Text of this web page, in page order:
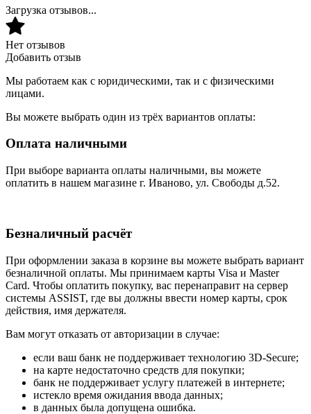
Загрузка отзывов...
Нет отзывов
Добавить отзыв
Мы работаем как с юридическими, так и с физическими
лицами.
Вы можете выбрать один из трёх вариантов оплаты:
Оплата наличными
При выборе варианта оплаты наличными, вы можете
оплатить в нашем магазине г. Иваново, ул. Свободы д.52.
Безналичный расчёт
При оформлении заказа в корзине вы можете выбрать вариант
безналичной оплаты. Мы принимаем карты Visa и Master
Card. Чтобы оплатить покупку, вас перенаправит на сервер
системы ASSIST, где вы должны ввести номер карты, срок
действия, имя держателя.
Вам могут отказать от авторизации в случае:
если ваш банк не поддерживает технологию 3D-Secure;
на карте недостаточно средств для покупки;
банк не поддерживает услугу платежей в интернете;
истекло время ожидания ввода данных;
в данных была допущена ошибка.